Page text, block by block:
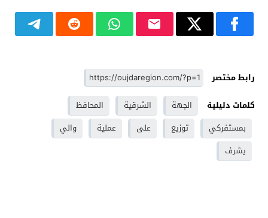
رابط مختصر
كلمات دليلية
الجهة الشرقية
المحافظ
بمستفركي
توزيع على عملية
والي
يشرف